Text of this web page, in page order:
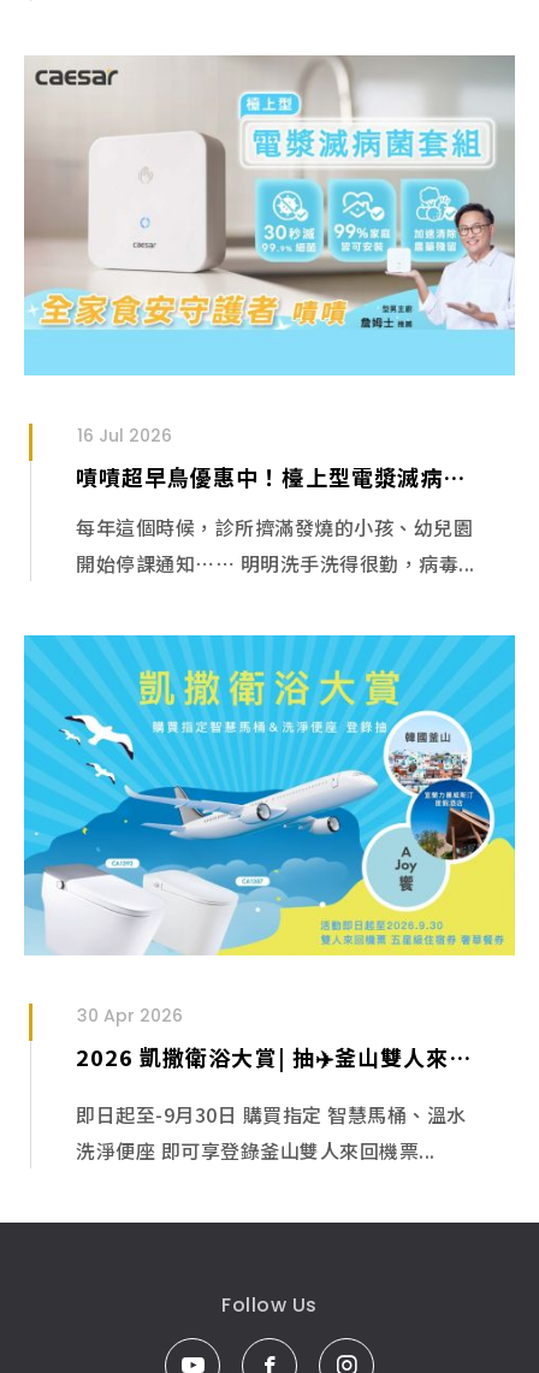
16 Jul 2026
嘖嘖超早鳥優惠中！檯上型電漿滅病菌套組
每年這個時候，診所擠滿發燒的小孩、幼兒園
開始停課通知⋯⋯ 明明洗手洗得很勤，病毒...
30 Apr 2026
2026 凱撒衛浴大賞| 抽✈️釜山雙人來回機票＆🎁五星級飯店＆奢華餐券
即日起至-9月30日 購買指定 智慧馬桶、溫水
洗淨便座 即可享登錄釜山雙人來回機票...
Follow Us